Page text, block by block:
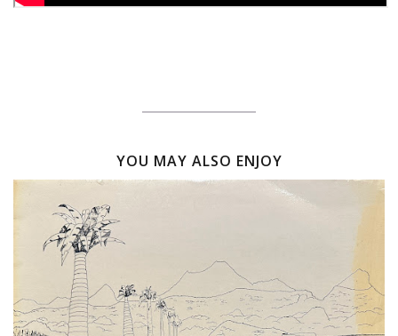
YOU MAY ALSO ENJOY